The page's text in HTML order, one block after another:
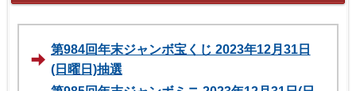
第984回年末ジャンボ宝くじ 2023年12月31日
(日曜日)抽選